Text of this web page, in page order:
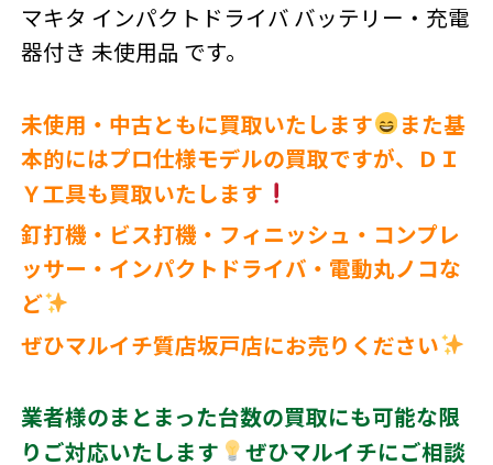
マキタ インパクトドライバ バッテリー・充電
器付き 未使用品 です。
未使用・中古ともに買取いたします
また基
本的にはプロ仕様モデルの買取ですが、ＤＩ
Ｙ工具も買取いたします
釘打機・ビス打機・フィニッシュ・コンプレ
ッサー・インパクトドライバ・電動丸ノコな
ど
ぜひマルイチ質店坂戸店にお売りください
業者様のまとまった台数の買取にも可能な限
りご対応いたします
ぜひマルイチにご相談